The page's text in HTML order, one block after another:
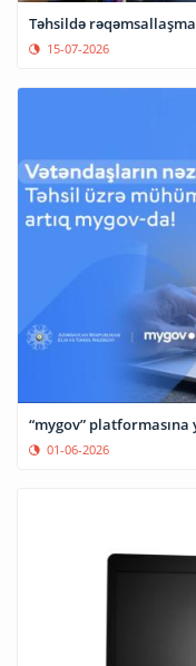
Təhsildə
15-07-2026
“mygov”
01-06-2026